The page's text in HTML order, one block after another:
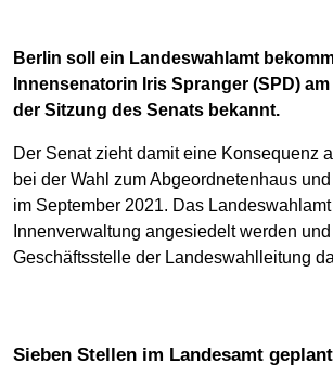
Berlin soll ein Landeswahlamt
Innensenatorin Iris Spranger (SPD)
der Sitzung des Senats bekannt.
Der Senat zieht damit eine Konsequenz
bei der Wahl zum Abgeordnetenhaus
im September 2021. Das
Innenverwaltung angesiedelt werden
Geschäftsstelle der Landeswahlleitung
Sieben Stellen im Landesamt geplant